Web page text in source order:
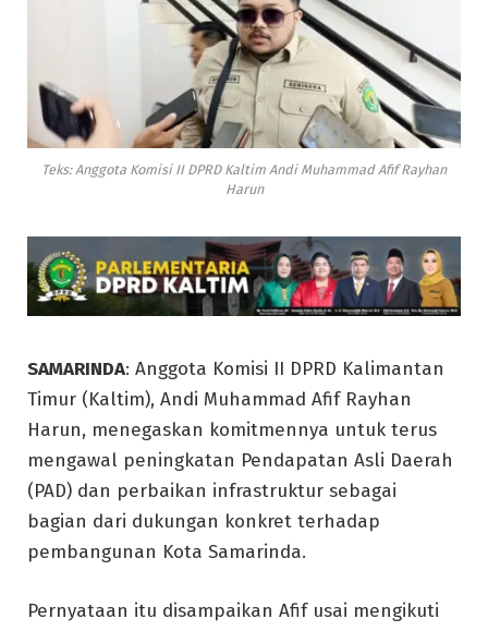
Teks: Anggota Komisi II DPRD Kaltim Andi Muhammad Afif Rayhan
Harun
SAMARINDA: Anggota Komisi II DPRD Kalimantan
Timur (Kaltim), Andi Muhammad Afif Rayhan
Harun, menegaskan komitmennya untuk terus
mengawal peningkatan Pendapatan Asli Daerah
(PAD) dan perbaikan infrastruktur sebagai
bagian dari dukungan konkret terhadap
pembangunan Kota Samarinda.
Pernyataan itu disampaikan Afif usai mengikuti